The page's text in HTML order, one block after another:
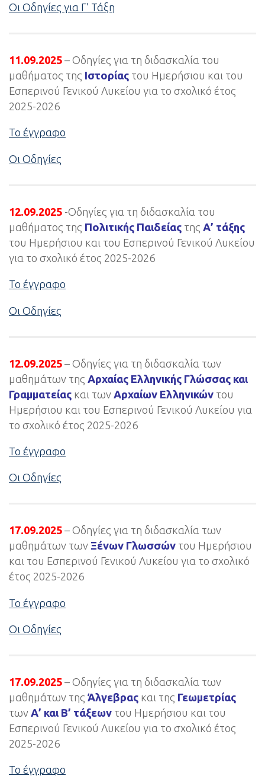
Οι Οδηγίες για Γ’ Τάξη
11.09.2025 – Οδηγίες για τη διδασκαλία του
μαθήματος της Ιστορίας του Ημερήσιου και του
Εσπερινού Γενικού Λυκείου για το σχολικό έτος
2025-2026
Το έγγραφο
Οι Οδηγίες
12.09.2025 -Οδηγίες για τη διδασκαλία του
μαθήματος της Πολιτικής Παιδείας της Α’ τάξης
του Ημερήσιου και του Εσπερινού Γενικού Λυκείου
για το σχολικό έτος 2025-2026
Το έγγραφο
Οι Οδηγίες
12.09.2025 – Οδηγίες για τη διδασκαλία των
μαθημάτων της Αρχαίας Ελληνικής Γλώσσας και
Γραμματείας και των Αρχαίων Ελληνικών του
Ημερήσιου και του Εσπερινού Γενικού Λυκείου για
το σχολικό έτος 2025-2026
Το έγγραφο
Οι Οδηγίες
17.09.2025 – Οδηγίες για τη διδασκαλία των
μαθημάτων των Ξένων Γλωσσών του Ημερήσιου
και του Εσπερινού Γενικού Λυκείου για το σχολικό
έτος 2025-2026
Το έγγραφο
Οι Οδηγίες
17.09.2025 – Οδηγίες για τη διδασκαλία των
μαθημάτων της Άλγεβρας και της Γεωμετρίας
των Α’ και Β’ τάξεων του Ημερήσιου και του
Εσπερινού Γενικού Λυκείου για το σχολικό έτος
2025-2026
Το έγγραφο